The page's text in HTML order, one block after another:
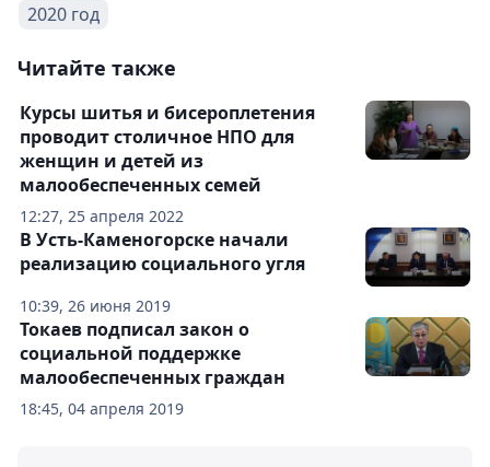
2020 год
Читайте также
12:27, 25 апреля 2022
Курсы шитья и бисероплетения
проводит столичное НПО для
женщин и детей из
малообеспеченных семей
10:39, 26 июня 2019
В Усть-Каменогорске начали
реализацию социального угля
18:45, 04 апреля 2019
Токаев подписал закон о
социальной поддержке
малообеспеченных граждан